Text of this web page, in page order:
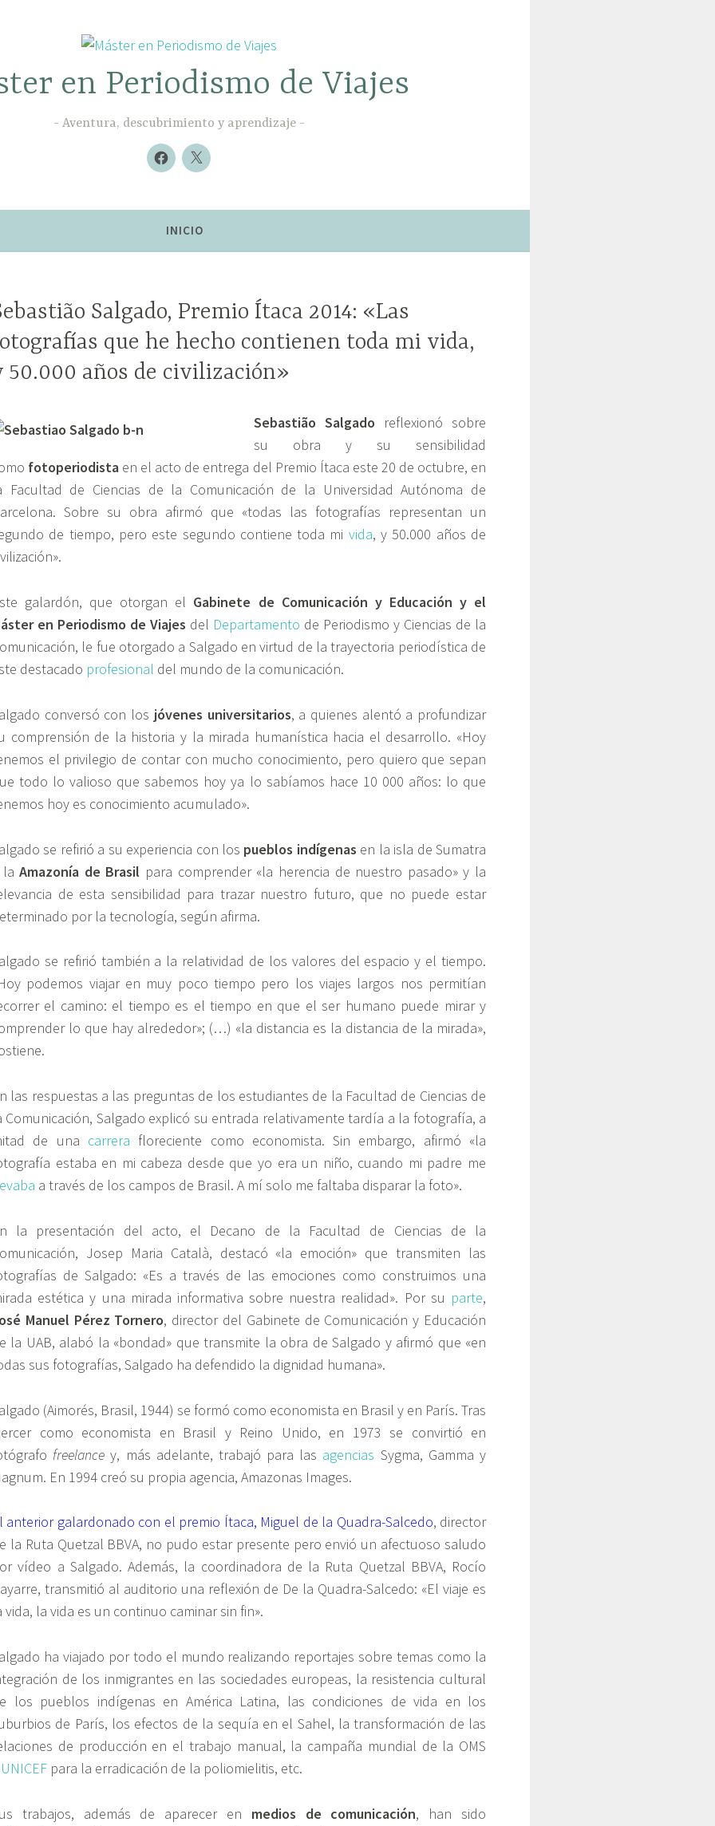
en Periodismo de Viajes
Aventura, descubrimiento y aprendizaje
Nuevo
elemento
Nuevo
elemento
INICIO
Salgado, Premio Ítaca 2014: «Las
que he hecho contienen toda mi vida,
50.000 años de civilización»
Sebastião Salgado reflexionó sobre
su obra y su sensibilidad
fotoperiodista en el acto de entrega del Premio Ítaca este 20 de octubre, en
Facultad de Ciencias de la Comunicación de la Universidad Autónoma de
Sobre su obra afirmó que «todas las fotografías representan un
de tiempo, pero este segundo contiene toda mi vida, y 50.000 años de
galardón, que otorgan el Gabinete de Comunicación y Educación y el
en Periodismo de Viajes del Departamento de Periodismo y Ciencias de la
le fue otorgado a Salgado en virtud de la trayectoria periodística de
destacado profesional del mundo de la comunicación.
conversó con los jóvenes universitarios, a quienes alentó a profundizar
comprensión de la historia y la mirada humanística hacia el desarrollo. «Hoy
el privilegio de contar con mucho conocimiento, pero quiero que sepan
todo lo valioso que sabemos hoy ya lo sabíamos hace 10 000 años: lo que
hoy es conocimiento acumulado».
se refirió a su experiencia con los pueblos indígenas en la isla de Sumatra
laAmazonía de Brasil para comprender «la herencia de nuestro pasado» y la
de esta sensibilidad para trazar nuestro futuro, que no puede estar
por la tecnología, según afirma.
se refirió también a la relatividad de los valores del espacio y el tiempo.
podemos viajar en muy poco tiempo pero los viajes largos nos permitían
el camino: el tiempo es el tiempo en que el ser humano puede mirar y
lo que hay alrededor»; (…) «la distancia es la distancia de la mirada»,
las respuestas a las preguntas de los estudiantes de la Facultad de Ciencias de
Comunicación, Salgado explicó su entrada relativamente tardía a la fotografía, a
de una carrera floreciente como economista. Sin embargo, afirmó «la
estaba en mi cabeza desde que yo era un niño, cuando mi padre me
a través de los campos de Brasil. A mí solo me faltaba disparar la foto».
la presentación del acto, el Decano de la Facultad de Ciencias de la
Josep Maria Català, destacó «la emoción» que transmiten las
de Salgado: «Es a través de las emociones como construimos una
estética y una mirada informativa sobre nuestra realidad». Por su parte,
Manuel Pérez Tornero, director del Gabinete de Comunicación y Educación
la UAB, alabó la «bondad» que transmite la obra de Salgado y afirmó que «en
sus fotografías, Salgado ha defendido la dignidad humana».
(Aimorés, Brasil, 1944) se formó como economista en Brasil y en París. Tras
como economista en Brasil y Reino Unido, en 1973 se convirtió en
freelance y, más adelante, trabajó para las agencias Sygma, Gamma y
En 1994 creó su propia agencia, Amazonas Images.
anterior galardonado con el premio Ítaca, Miguel de la Quadra-Salcedo, director
la Ruta Quetzal BBVA, no pudo estar presente pero envió un afectuoso saludo
vídeo a Salgado. Además, la coordinadora de la Ruta Quetzal BBVA, Rocío
transmitió al auditorio una reflexión de De la Quadra-Salcedo: «El viaje es
vida, la vida es un continuo caminar sin fin».
ha viajado por todo el mundo realizando reportajes sobre temas como la
de los inmigrantes en las sociedades europeas, la resistencia cultural
los pueblos indígenas en América Latina, las condiciones de vida en los
de París, los efectos de la sequía en el Sahel, la transformación de las
de producción en el trabajo manual, la campaña mundial de la OMS
UNICEF para la erradicación de la poliomielitis, etc.
trabajos, además de aparecer en medios de comunicación, han sido